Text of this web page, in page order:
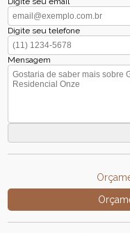
Digite seu telefone
Mensagem